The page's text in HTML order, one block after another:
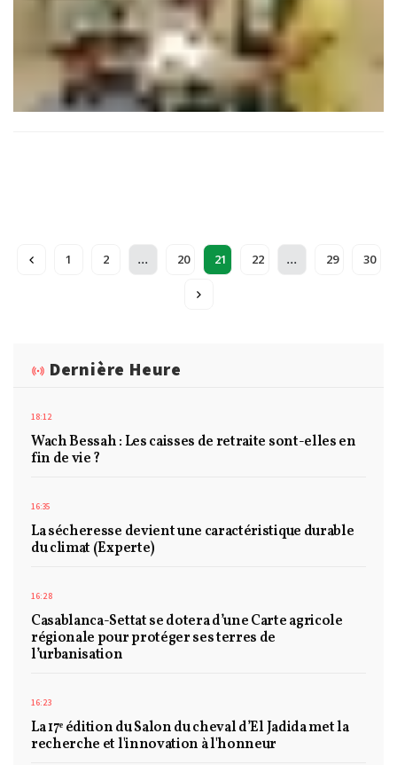
1 2 ... 20 21 22 ... 29 30
Dernière Heure
18:12
Wach Bessah : Les caisses de retraite sont-elles en
fin de vie ?
16:35
La sécheresse devient une caractéristique durable
du climat (Experte)
16:28
Casablanca-Settat se dotera d’une Carte agricole
régionale pour protéger ses terres de
l’urbanisation
16:23
La 17ᵉ édition du Salon du cheval d’El Jadida met la
recherche et l'innovation à l'honneur